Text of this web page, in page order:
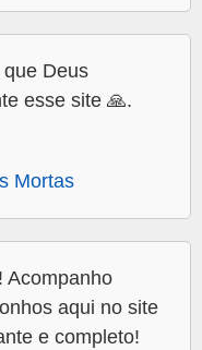
Deus
esse site 🙏.
Mortas
Acompanho
aqui no site
e completo!